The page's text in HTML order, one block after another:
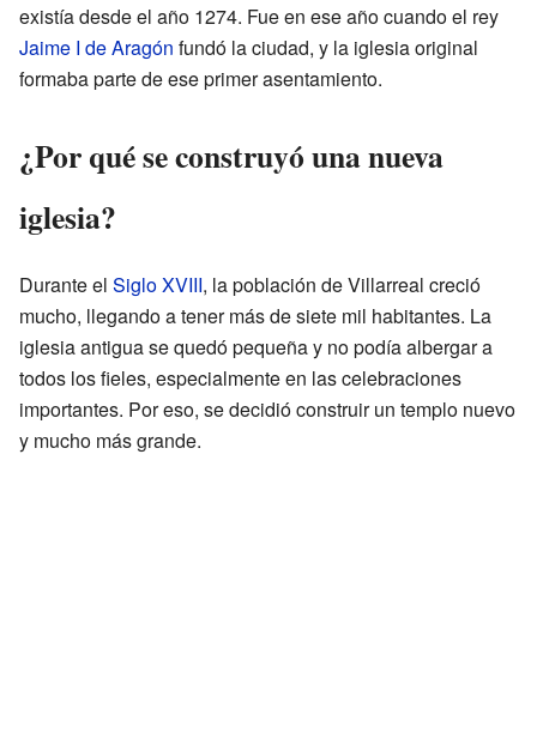
existía desde el año 1274. Fue en ese año cuando el rey
Jaime I de Aragón fundó la ciudad, y la iglesia original
formaba parte de ese primer asentamiento.
¿Por qué se construyó una nueva
iglesia?
Durante el Siglo XVIII, la población de Villarreal creció
mucho, llegando a tener más de siete mil habitantes. La
iglesia antigua se quedó pequeña y no podía albergar a
todos los fieles, especialmente en las celebraciones
importantes. Por eso, se decidió construir un templo nuevo
y mucho más grande.